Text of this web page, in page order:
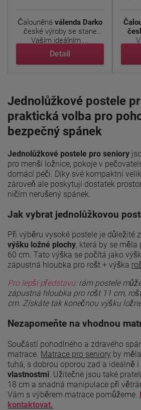
Čalouněná válenda Darko
české výroby se stane
Vaším ideálním ...
Detail
Jednolůžkové postele
praktická volba pro
bezpečný spánek
Jednolůžkové postele pro seniory
pro menší ložnice, pokoje v
domácí péči. Díky své kompaktní
zároveň ale poskytují dostatek
ničím nerušený spánek.
Jak vybrat jednolůžkovou
Při výběru vysoké postele je důležité
výšku ložné plochy, která by se
60 cm. Tato výška se počítá jako
zápustná hloubka pro rošt + výška
Pro lepší představu:rám postele
zápustná hloubka pro rošt 11 cm,
cm. Získáte tak konečnou výšku
Nezapomeňte na vhodnou
Součástí pohodlného a zdravého
matrace. Matrace pro seniory by
tuhá, s dobrou oporou zad a ideálně i
vlastnostmi . Užitečné jsou také
18 cm a snadná manipulace při
Vám s výběrem matrace pomůžeme.
kontaktovat.